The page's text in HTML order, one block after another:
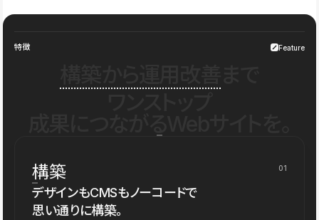
特徴 Feature
構築 01
デザインもCMSもノーコードで
思い通りに構築。